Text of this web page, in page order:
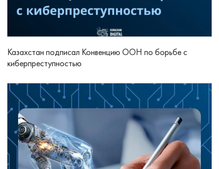
Казахстан подписал Конвенцию ООН по борьбе с
киберпреступностью